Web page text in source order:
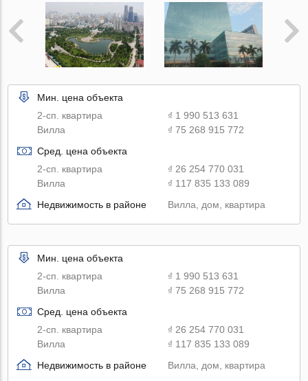
Мин. цена объекта
2-сп. квартира
₫ 1 990 513 631
Вилла
₫ 75 268 915 772
Сред. цена объекта
2-сп. квартира
₫ 26 254 770 031
Вилла
₫ 117 835 133 089
Недвижимость в районе
Вилла, дом, квартира
Мин. цена объекта
2-сп. квартира
₫ 1 990 513 631
Вилла
₫ 75 268 915 772
Сред. цена объекта
2-сп. квартира
₫ 26 254 770 031
Вилла
₫ 117 835 133 089
Недвижимость в районе
Вилла, дом, квартира